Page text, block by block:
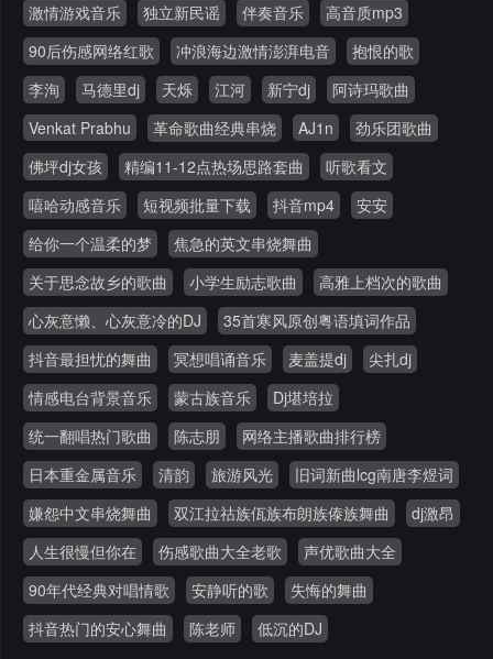
激情游戏音乐
独立新民谣 伴奏音乐
高音质mp3
90后伤感网络红歌
冲浪海边激情澎湃电音
抱恨的歌
李洵
马德里dj 天烁 江河 新宁dj
阿诗玛歌曲
Venkat Prabhu
革命歌曲经典串烧 AJ1n
劲乐团歌曲
佛坪dj女孩
精编11-12点热场思路套曲
听歌看文
嘻哈动感音乐
短视频批量下载 抖音mp4
安安
给你一个温柔的梦
焦急的英文串烧舞曲
关于思念故乡的歌曲
小学生励志歌曲
高雅上档次的歌曲
心灰意懒、心灰意冷的DJ
35首寒风原创粤语填词作品
抖音最担忧的舞曲
冥想唱诵音乐 麦盖提dj
尖扎dj
情感电台背景音乐
蒙古族音乐
Dj堪培拉
统一翻唱热门歌曲
陈志朋
网络主播歌曲排行榜
日本重金属音乐
清韵 旅游风光
旧词新曲lcg南唐李煜词
嫌怨中文串烧舞曲
双江拉祜族佤族布朗族傣族舞曲
dj激昂
人生很慢但你在
伤感歌曲大全老歌
声优歌曲大全
90年代经典对唱情歌
安静听的歌
失悔的舞曲
抖音热门的安心舞曲
陈老师 低沉的DJ